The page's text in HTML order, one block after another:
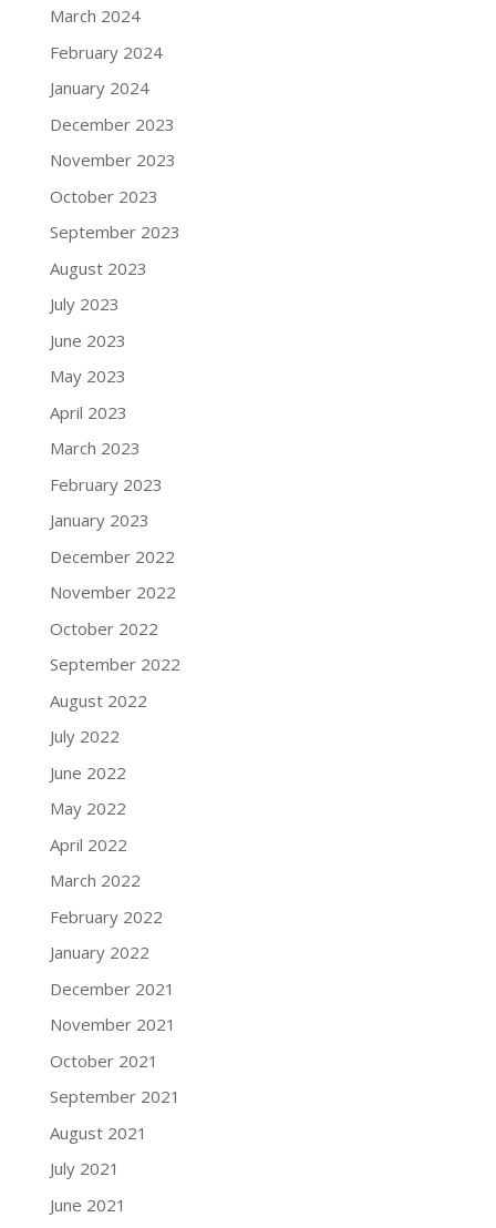
March 2024
February 2024
January 2024
December 2023
November 2023
October 2023
September 2023
August 2023
July 2023
June 2023
May 2023
April 2023
March 2023
February 2023
January 2023
December 2022
November 2022
October 2022
September 2022
August 2022
July 2022
June 2022
May 2022
April 2022
March 2022
February 2022
January 2022
December 2021
November 2021
October 2021
September 2021
August 2021
July 2021
June 2021